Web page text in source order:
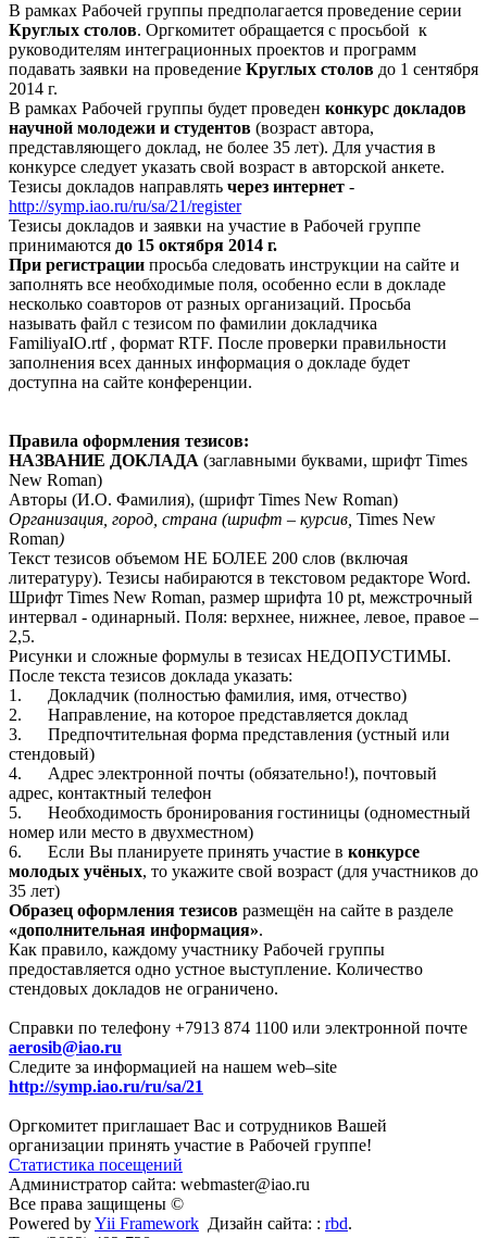
В рамках Рабочей группы предполагается проведение серии
Круглых столов. Оргкомитет обращается с просьбой к
руководителям интеграционных проектов и программ
подавать заявки на проведение Круглых столов до 1 сентября
2014 г.
В рамках Рабочей группы будет проведен конкурс докладов
научной молодежи и студентов (возраст автора,
представляющего доклад, не более 35 лет). Для участия в
конкурсе следует указать свой возраст в авторской анкете.
Тезисы докладов направлять через интернет -
http://symp.iao.ru/ru/sa/21/register
Тезисы докладов и заявки на участие в Рабочей группе
принимаются до 15 октября 2014 г.
При регистрации просьба следовать инструкции на сайте и
заполнять все необходимые поля, особенно если в докладе
несколько соавторов от разных организаций. Просьба
называть файл с тезисом по фамилии докладчика
FamiliyaIO.rtf , формат RTF. После проверки правильности
заполнения всех данных информация о докладе будет
доступна на сайте конференции.
Правила оформления тезисов:
НАЗВАНИЕ ДОКЛАДА (заглавными буквами, шрифт Times
New Roman)
Авторы (И.О. Фамилия), (шрифт Times New Roman)
Организация, город, страна (шрифт – курсив, Times New
Roman)
Текст тезисов объемом НЕ БОЛЕЕ 200 слов (включая
литературу). Тезисы набираются в текстовом редакторе Word.
Шрифт Times New Roman, размер шрифта 10 pt, межстрочный
интервал - одинарный. Поля: верхнее, нижнее, левое, правое –
2,5.
Рисунки и сложные формулы в тезисах НЕДОПУСТИМЫ.
После текста тезисов доклада указать:
1. Докладчик (полностью фамилия, имя, отчество)
2. Направление, на которое представляется доклад
3. Предпочтительная форма представления (устный или
стендовый)
4. Адрес электронной почты (обязательно!), почтовый
адрес, контактный телефон
5. Необходимость бронирования гостиницы (одноместный
номер или место в двухместном)
6. Если Вы планируете принять участие в конкурсе
молодых учёных, то укажите свой возраст (для участников до
35 лет)
Образец оформления тезисов размещён на сайте в разделе
«дополнительная информация».
Как правило, каждому участнику Рабочей группы
предоставляется одно устное выступление. Количество
стендовых докладов не ограничено.
Справки по телефону +7913 874 1100 или электронной почте
aerosib@iao.ru
Следите за информацией на нашем web–site
http://symp.iao.ru/ru/sa/21
Оргкомитет приглашает Вас и сотрудников Вашей
организации принять участие в Рабочей группе!
Статистика посещений
Администратор сайта: webmaster@iao.ru
Все права защищены ©
Powered byYii Framework Дизайн сайта: : rbd.